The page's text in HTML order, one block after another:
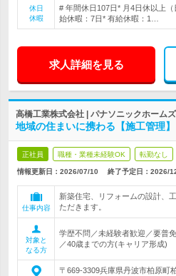
休日
休暇
# 年間休日107日* 月4日休以上
始休暇：7日* 有給休暇：1…
求人詳細を見る
高橋工業株式会社 | パナソニックホーム
地域の住まいに携わる【施工管理】
正社員 職種・業種未経験OK 転勤なし
情報更新日：2026/07/10 終了予定日： 2026/
仕事内容
新築住宅、リフォームの設計、
ただきます。
対象と
なる方
学歴不問／未経験者歓迎／要普
／40歳までの方(キャリア形成)
〒669-3309兵庫県丹波市柏原町